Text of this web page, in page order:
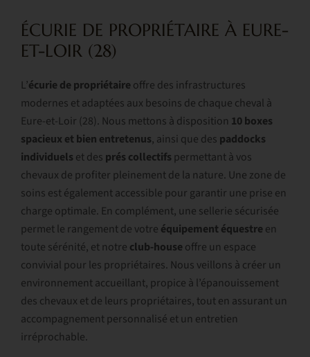
ÉCURIE DE PROPRIÉTAIRE À EURE-
ET-LOIR (28)
L’écurie de propriétaire offre des infrastructures
modernes et adaptées aux besoins de chaque cheval à
Eure-et-Loir (28). Nous mettons à disposition 10 boxes
spacieux et bien entretenus, ainsi que des paddocks
individuels et des prés collectifs permettant à vos
chevaux de profiter pleinement de la nature. Une zone de
soins est également accessible pour garantir une prise en
charge optimale. En complément, une sellerie sécurisée
permet le rangement de votre équipementéquestre en
toute sérénité, et notre club-house offre un espace
convivial pour les propriétaires. Nous veillons à créer un
environnement accueillant, propice à l’épanouissement
des chevaux et de leurs propriétaires, tout en assurant un
accompagnement personnalisé et un entretien
irréprochable.